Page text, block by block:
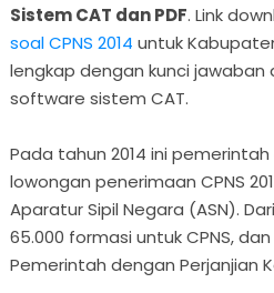
Sistem CAT dan PDF. Link
soal CPNS 2014 untuk
lengkap dengan kunci
software sistem CAT.
Pada tahun 2014 ini
lowongan penerimaan CPNS
Aparatur Sipil Negara (ASN).
65.000 formasi untuk CPNS,
Pemerintah dengan Perjanjian